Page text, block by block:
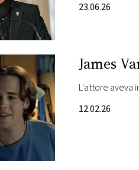
23.06.26
James
L'attore aveva
12.02.26